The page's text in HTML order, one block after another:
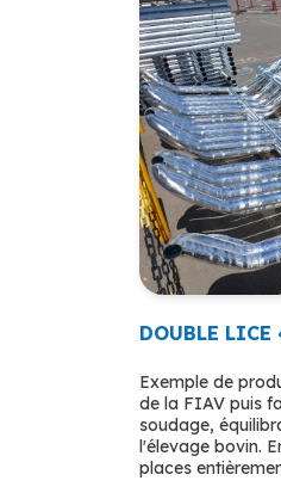
DOUBLE LICE
Exemple de
de la FIAV puis
soudage,
l'élevage bovin.
places